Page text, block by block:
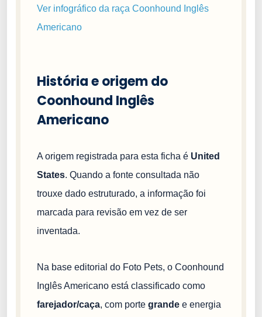
Ver infográfico da raça Coonhound Inglês
Americano
História e origem do
Coonhound Inglês
Americano
A origem registrada para esta ficha é United
States. Quando a fonte consultada não
trouxe dado estruturado, a informação foi
marcada para revisão em vez de ser
inventada.
Na base editorial do Foto Pets, o Coonhound
Inglês Americano está classificado como
farejador/caça, com porte grande e energia